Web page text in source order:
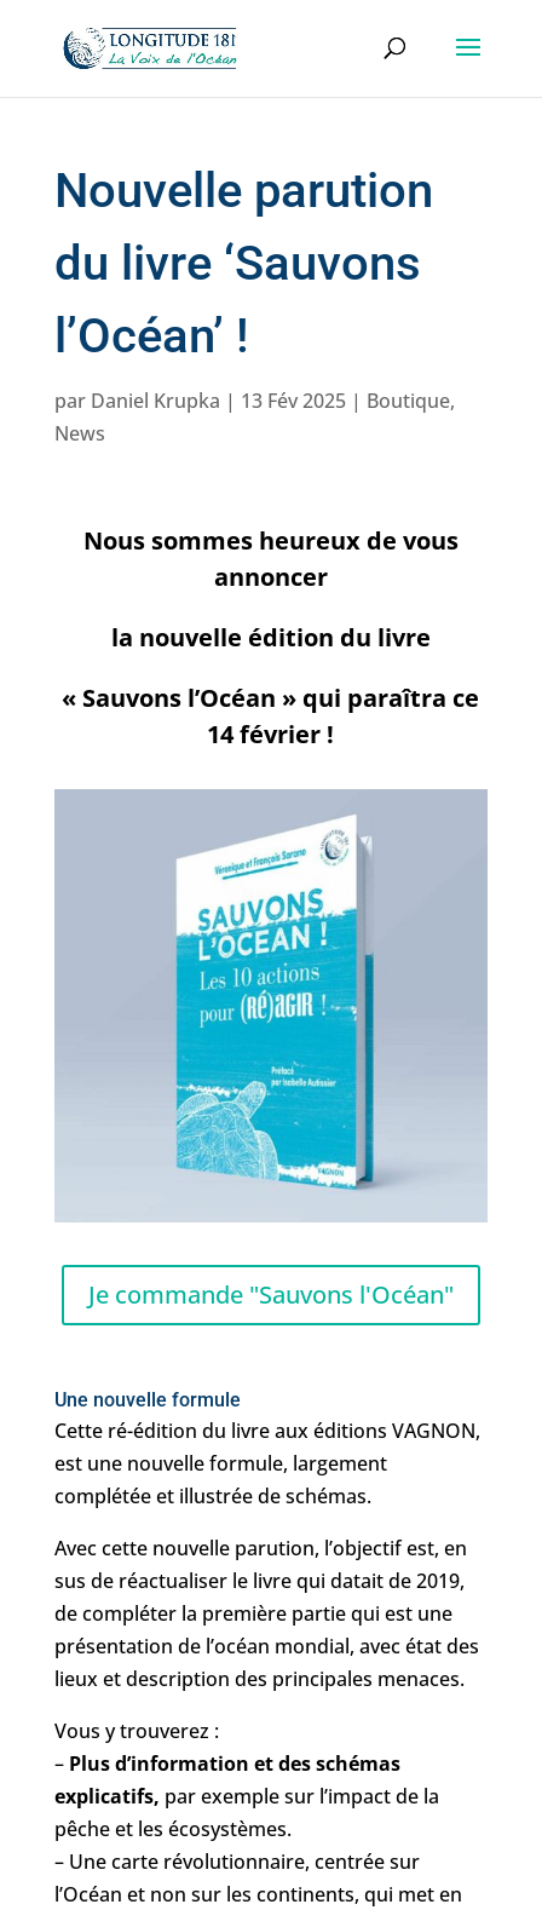
Nouvelle parution
du livre ‘Sauvons
l’Océan’ !
par Daniel Krupka | 13 Fév 2025| Boutique,
News
Nous sommes heureux de vous
annoncer
la nouvelle édition du livre
« Sauvons l’Océan » qui paraîtra ce
14 février !
Je commande "Sauvons l'Océan"
Une nouvelle formule
Cette ré-édition du livre aux éditions VAGNON,
est une nouvelle formule, largement
complétée et illustrée de schémas.
Avec cette nouvelle parution, l’objectif est, en
sus de réactualiser le livre qui datait de 2019,
de compléter la première partie qui est une
présentation de l’océan mondial, avec état des
lieux et description des principales menaces.
Vous y trouverez :
– Plus d’information et des schémas
explicatifs, par exemple sur l’impact de la
pêche et les écosystèmes.
– Une carte révolutionnaire, centrée sur
l’Océan et non sur les continents, qui met en